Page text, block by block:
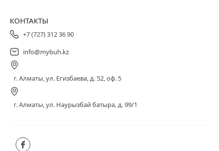
КОНТАКТЫ
+7 (727) 312 36 90
info@mybuh.kz
г. Алматы, ул. Егизбаева, д. 52, оф. 5
г. Алматы, ул. Наурызбай батыра, д. 99/1